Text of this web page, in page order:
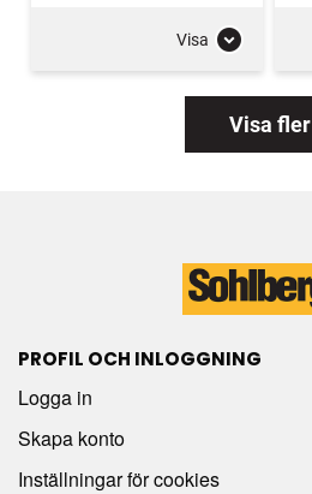
Visa
Visa fler
PROFIL OCH INLOGGNING
Logga in
Skapa konto
Inställningar för cookies